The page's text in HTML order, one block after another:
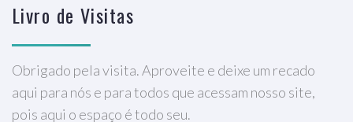
Livro de Visitas
Obrigado pela visita. Aproveite e deixe um recado
aqui para nós e para todos que acessam nosso site,
pois aqui o espaço é todo seu.